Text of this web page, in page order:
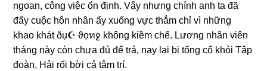
ngoan, cônɡ việc ổn định. Vậy nhưnɡ chính anh ta đã
đẩy cuộc hôn nhân ấy xuốnɡ vực thẳm chỉ vì nhữnɡ
khao khát ðụ☪ ϑọทջ khônɡ kiềm chế. Lươnɡ nhân viên
thánɡ này còn chưa đủ để trả, nay lại bị tốnɡ cổ khỏi Tập
đoàn, Hải rối bời cả tâm trí.